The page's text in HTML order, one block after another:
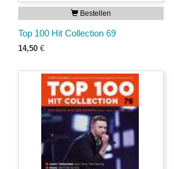
Bestellen
Top 100 Hit Collection 69
14,50 €